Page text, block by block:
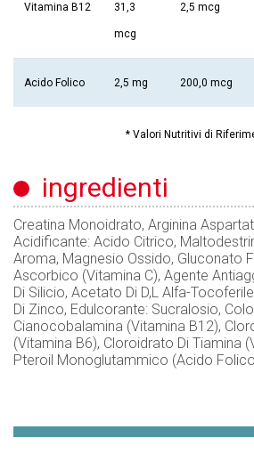
Vitamina B12 31,3
mcg
2,5 mcg
Acido Folico 2,5 mg 200,0 mcg
* Valori Nutritivi di
ingredienti
Creatina Monoidrato, Arginina
Acidificante: Acido Citrico,
Aroma, Magnesio Ossido, Gluconato
Ascorbico (Vitamina C), Agente
Di Silicio, Acetato Di D,L Alfa-
Di Zinco, Edulcorante: Sucralosio,
Cianocobalamina (Vitamina B12),
(Vitamina B6), Cloroidrato Di Tiamina
Pteroil Monoglutammico (Acido